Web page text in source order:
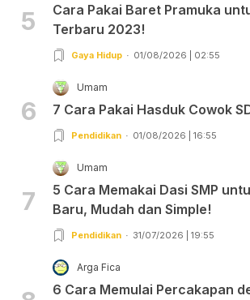
5
Cara Pakai Baret Pramuka
Terbaru 2023!
Gaya Hidup 01/08/2026 | 02:55
6
Umam
7 Cara Pakai Hasduk Cowok
Pendidikan 01/08/2026 | 16:55
7
Umam
5 Cara Memakai Dasi SMP
Baru, Mudah dan Simple!
Pendidikan 31/07/2026 | 19:55
Arga Fica
6 Cara Memulai Percakapan